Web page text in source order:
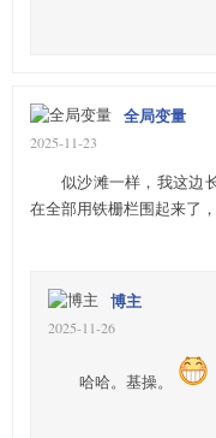
全局变量
2025-11-23
似沙滩一样，我这边
在全部用铁栅栏围起来了，
博主
2025-11-26
哈哈。基操。